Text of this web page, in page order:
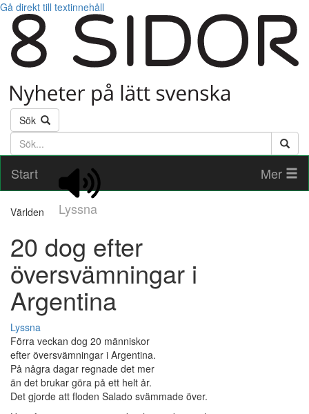
Gå direkt till textinnehåll
Sök
Söktext
Start
Lyssna
Mer
Världen
20 dog efter
översvämningar i
Argentina
Lyssna
Förra veckan dog 20 människor
efter översvämningar i Argentina.
På några dagar regnade det mer
än det brukar göra på ett helt år.
Det gjorde att floden Salado svämmade över.